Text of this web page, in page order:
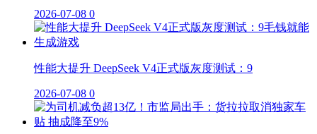
2026-07-08 0
性能大提升 DeepSeek V4正式版灰度测试：9
2026-07-08 0